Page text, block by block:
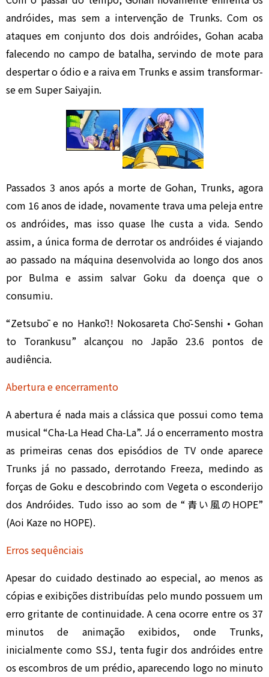
andróides, mas sem a intervenção de Trunks. Com os
ataques em conjunto dos dois andróides, Gohan acaba
falecendo no campo de batalha, servindo de mote para
despertar o ódio e a raiva em Trunks e assim transformar-
se em Super Saiyajin.
Passados 3 anos após a morte de Gohan, Trunks, agora
com 16 anos de idade, novamente trava uma peleja entre
os andróides, mas isso quase lhe custa a vida. Sendo
assim, a única forma de derrotar os andróides é viajando
ao passado na máquina desenvolvida ao longo dos anos
por Bulma e assim salvar Goku da doença que o
consumiu.
“Zetsubō e no Hankō!! Nokosareta Chō-Senshi • Gohan
to Torankusu” alcançou no Japão 23.6 pontos de
audiência.
Abertura e encerramento
A abertura é nada mais a clássica que possui como tema
musical “Cha-La Head Cha-La”. Já o encerramento mostra
as primeiras cenas dos episódios de TV onde aparece
Trunks já no passado, derrotando Freeza, medindo as
forças de Goku e descobrindo com Vegeta o esconderijo
dos Andróides. Tudo isso ao som de “青い風のHOPE”
(Aoi Kaze no HOPE).
Erros sequênciais
Apesar do cuidado destinado ao especial, ao menos as
cópias e exibições distribuídas pelo mundo possuem um
erro gritante de continuidade. A cena ocorre entre os 37
minutos de animação exibidos, onde Trunks,
inicialmente como SSJ, tenta fugir dos andróides entre
os escombros de um prédio, aparecendo logo no minuto